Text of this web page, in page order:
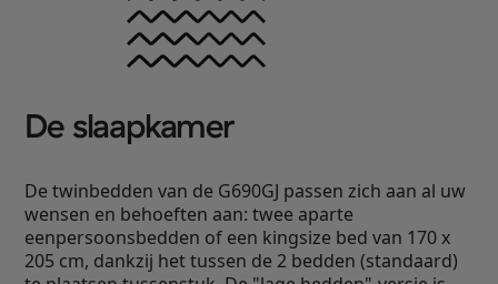
De slaapkamer
De twinbedden van de G690GJ passen zich aan al uw
wensen en behoeften aan: twee aparte
eenpersoonsbedden of een kingsize bed van 170 x
205 cm, dankzij het tussen de 2 bedden (standaard)